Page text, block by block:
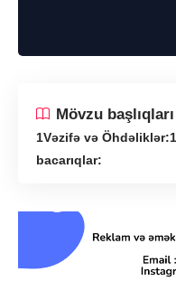
Mövzu başlıqları
Vəzifə və Öhdəliklər:
bacarıqlar: